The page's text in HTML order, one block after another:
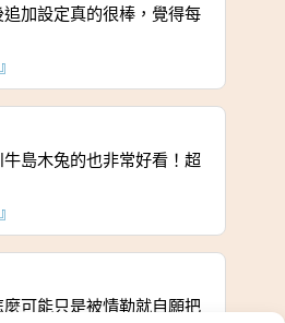
加設定真的很棒，覺得每
島木兔的也非常好看！超
可能只是被情勒就自願把